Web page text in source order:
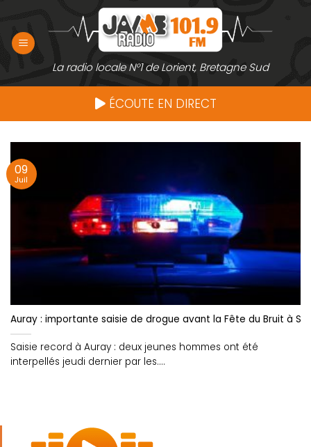
contenu
La radio locale N°1 de Lorient, Bretagne Sud
ÉCOUTE EN DIRECT
Auray : importante saisie de drogue avant la Fête du Bruit à
Saisie record à Auray : deux jeunes hommes ont été
interpellés jeudi dernier par les....
09
Juil